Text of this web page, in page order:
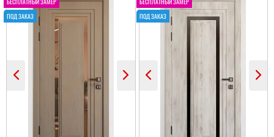
прилягають щільно —
протягу немає, запаху з
рекомендую!